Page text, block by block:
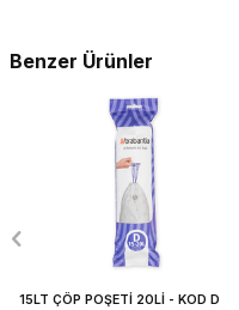
Benzer Ürünler
15LT ÇÖP POŞETİ 20Lİ - KOD D